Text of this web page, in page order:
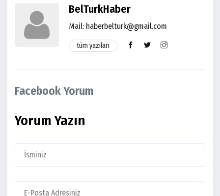
BelTurkHaber
Mail: haberbelturk@gmail.com
tüm yazıları
Facebook Yorum
Yorum Yazın